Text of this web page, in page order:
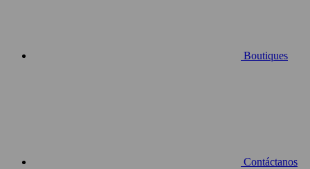
Boutiques
Contáctanos